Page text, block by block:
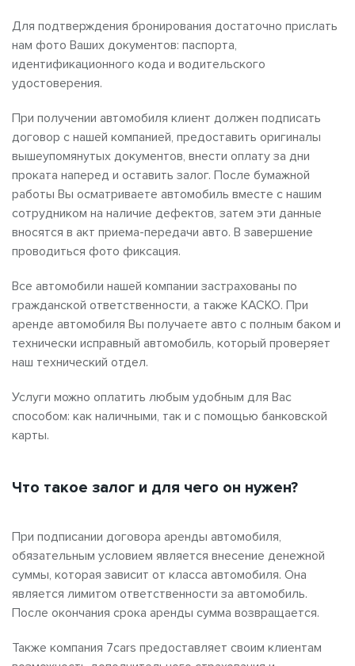
Для подтверждения бронирования достаточно прислать
нам фото Ваших документов: паспорта,
идентификационного кода и водительского
удостоверения.
При получении автомобиля клиент должен подписать
договор с нашей компанией, предоставить оригиналы
вышеупомянутых документов, внести оплату за дни
проката наперед и оставить залог. После бумажной
работы Вы осматриваете автомобиль вместе с нашим
сотрудником на наличие дефектов, затем эти данные
вносятся в акт приема-передачи авто. В завершение
проводиться фото фиксация.
Все автомобили нашей компании застрахованы по
гражданской ответственности, а также КАСКО. При
аренде автомобиля Вы получаете авто с полным баком и
технически исправный автомобиль, который проверяет
наш технический отдел.
Услуги можно оплатить любым удобным для Вас
способом: как наличными, так и с помощью банковской
карты.
Что такое залог и для чего он нужен?
При подписании договора аренды автомобиля,
обязательным условием является внесение денежной
суммы, которая зависит от класса автомобиля. Она
является лимитом ответственности за автомобиль.
После окончания срока аренды сумма возвращается.
Также компания 7cars предоставляет своим клиентам